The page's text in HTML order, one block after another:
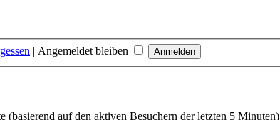
| Angemeldet bleiben
auf den aktiven Besuchern der letzten 5 Minuten)